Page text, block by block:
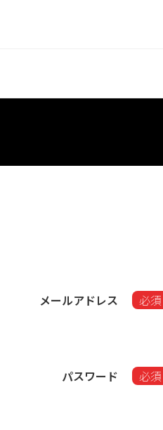
メールアドレス 必須
パスワード 必須